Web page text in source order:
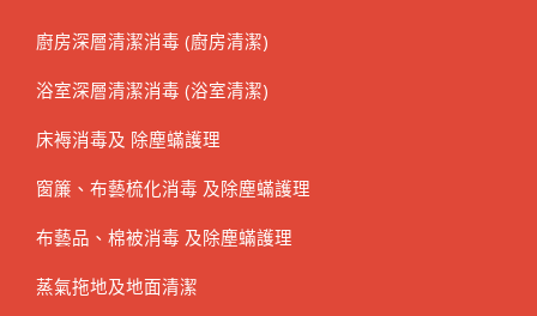
廚房深層清潔消毒 (廚房清潔)
浴室深層清潔消毒 (浴室清潔)
床褥消毒及 除塵蟎護理
窗簾、布藝梳化消毒 及除塵蟎護理
布藝品、棉被消毒 及除塵蟎護理
蒸氣拖地及地面清潔